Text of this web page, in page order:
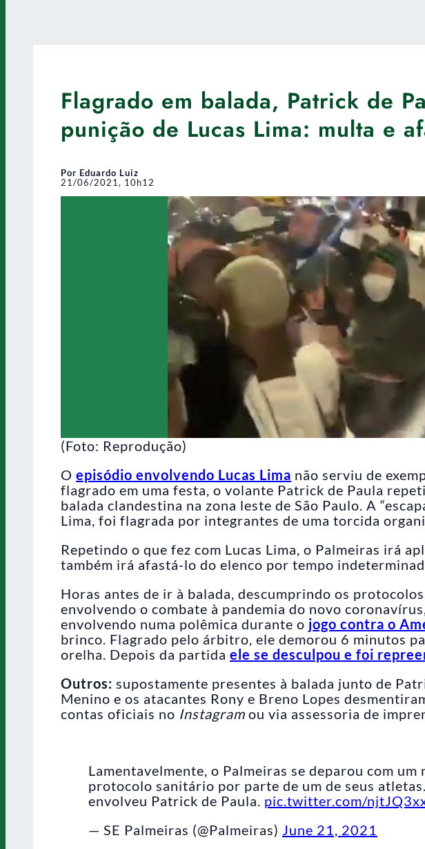
Flagrado em balada, Patrick de
punição de Lucas Lima: multa e
Por Eduardo Luiz
21/06/2021, 10h12
(Foto: Reprodução)
O episódio envolvendo Lucas Lima não serviu de
flagrado em uma festa, o volante Patrick de Paula
balada clandestina na zona leste de São Paulo. A
Lima, foi flagrada por integrantes de uma torcida
Repetindo o que fez com Lucas Lima, o Palmeiras irá
também irá afastá-lo do elenco por tempo
Horas antes de ir à balada, descumprindo os
envolvendo o combate à pandemia do novo
envolvendo numa polêmica durante o jogo contra o
brinco. Flagrado pelo árbitro, ele demorou 6 minutos
orelha. Depois da partida ele se desculpou e foi
Outros: supostamente presentes à balada junto de
Menino e os atacantes Rony e Breno Lopes
contas oficiais no Instagram ou via assessoria de
Lamentavelmente, o Palmeiras se deparou com um
protocolo sanitário por parte de um de seus
envolveu Patrick de Paula. pic.twitter.com/
— SE Palmeiras (@Palmeiras) June 21, 2021